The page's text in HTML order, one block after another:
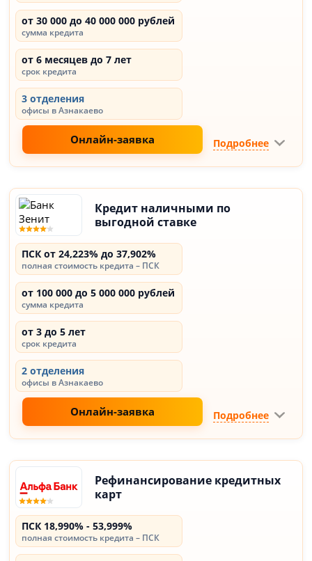
от 30 000 до 40 000 000 рублей
сумма кредита
от 6 месяцев до 7 лет
срок кредита
3 отделения
офисы в Азнакаево
Онлайн-заявка Подробнее
Кредит наличными по
выгодной ставке
ПСК от 24,223% до 37,902%
полная стоимость кредита – ПСК
от 100 000 до 5 000 000 рублей
сумма кредита
от 3 до 5 лет
срок кредита
2 отделения
офисы в Азнакаево
Онлайн-заявка Подробнее
Рефинансирование кредитных
карт
ПСК 18,990% - 53,999%
полная стоимость кредита – ПСК